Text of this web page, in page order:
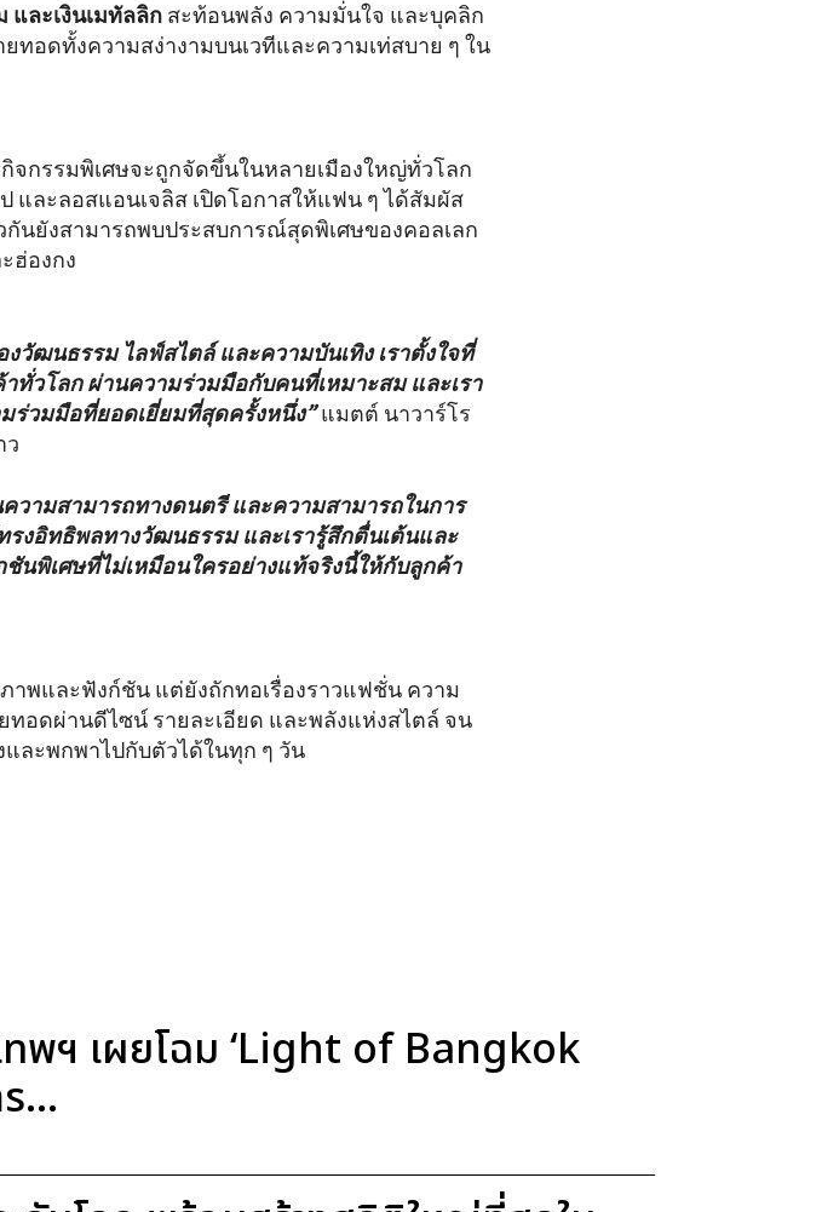
และเงินเมทัลลิก สะท้อนพลัง ความมั่นใจ และบุคลิก
ทอดทั้งความสง่างามบนเวทีและความเท่สบาย ๆ ใน
กิจกรรมพิเศษจะถูกจัดขึ้นในหลายเมืองใหญ่ทั่วโลก
ป และลอสแอนเจลิส เปิดโอกาสให้แฟน ๆ ได้สัมผัส
กันยังสามารถพบประสบการณ์สุดพิเศษของคอลเลก
ฮ่องกง
วัฒนธรรม ไลฟ์สไตล์ และความบันเทิง เราตั้งใจที่
ทั่วโลก ผ่านความร่วมมือกับคนที่เหมาะสม และเรา
ร่วมมือที่ยอดเยี่ยมที่สุดครั้งหนึ่ง”แมตต์ นาวาร์โร
ว
วามสามารถทางดนตรี และความสามารถในการ
งอิทธิพลทางวัฒนธรรม และเรารู้สึกตื่นเต้นและ
นพิเศษที่ไม่เหมือนใครอย่างแท้จริงนี้ให้กับลูกค้า
าพและฟังก์ชัน แต่ยังถักทอเรื่องราวแฟชั่น ความ
อดผ่านดีไซน์ รายละเอียด และพลังแห่งสไตล์ จน
ละพกพาไปกับตัวได้ในทุก ๆ วัน
ทพฯ เผยโฉม ‘Light of Bangkok